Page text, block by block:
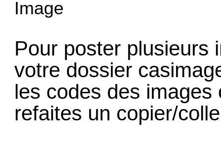
Pour poster plusieurs
votre dossier
les codes des
refaites un copier/